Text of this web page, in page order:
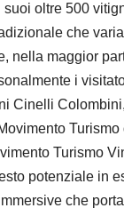
suoi oltre 500
che
nella maggior
i
Cinelli
Turismo
potenziale in
che